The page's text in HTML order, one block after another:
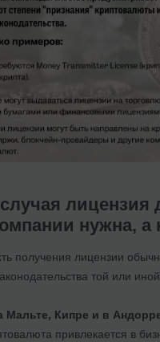
лицензия
нужна, а
получения лицензии
той или
Мальте, Кипре и в
привлекается в